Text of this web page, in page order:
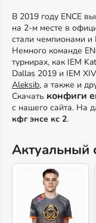
В 2019 году ENCE
на 2-м месте в
стали чемпионами и
Немного команде
турнирах, как IEM
Dallas 2019 и IEM
Aleksib, а также и
Скачать конфиги
с нашего сайта. На
кфг энсе кс 2.
Актуальный